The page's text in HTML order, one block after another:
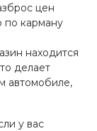
цен
по карману
находится
делает
автомобиле,
у вас